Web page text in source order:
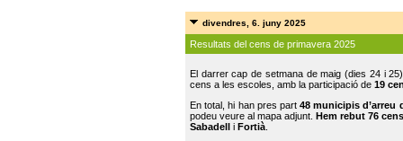
divendres, 6. juny 2025
Resultats del cens de primavera 2025
El darrer cap de setmana de maig (dies 24 i
cens a les escoles, amb la participació de 19
En total, hi han pres part48 municipis d’arreu
podeu veure al mapa adjunt. Hem rebut 76
Sabadell
i Fortià.